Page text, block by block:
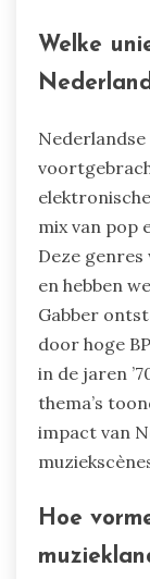
Welke
mix van pop
Deze
en hebben
Gabber
door hoge
in de jaren
thema’s
impact van
Hoe